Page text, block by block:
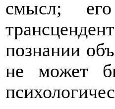
смысл;
познании
не может